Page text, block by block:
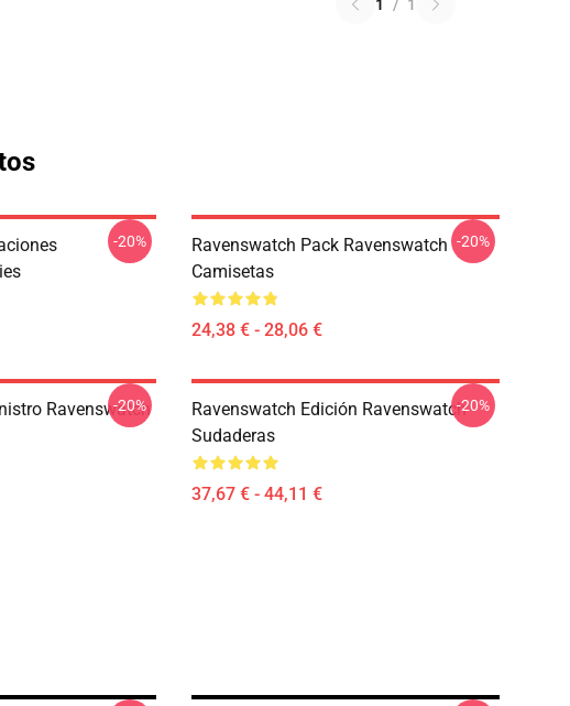
1 / 1
-20%
Ravenswatch Pack Ravenswatch
Camisetas
24,38 € - 28,06 €
-20%
Ravenswatch
-20%
Ravenswatch Edición Ravenswatch
Sudaderas
37,67 € - 44,11 €
-20%